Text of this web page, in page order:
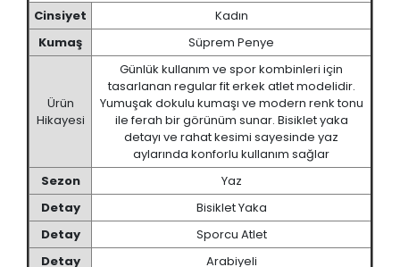
Cinsiyet
Kadın
Kumaş
Süprem Penye
Ürün
Hikayesi
Günlük kullanım ve spor kombinleri için
tasarlanan regular fit erkek atlet modelidir.
Yumuşak dokulu kumaşı ve modern renk tonu
ile ferah bir görünüm sunar. Bisiklet yaka
detayı ve rahat kesimi sayesinde yaz
aylarında konforlu kullanım sağlar
Sezon
Yaz
Detay
Bisiklet Yaka
Detay
Sporcu Atlet
Detay
Arabiyeli